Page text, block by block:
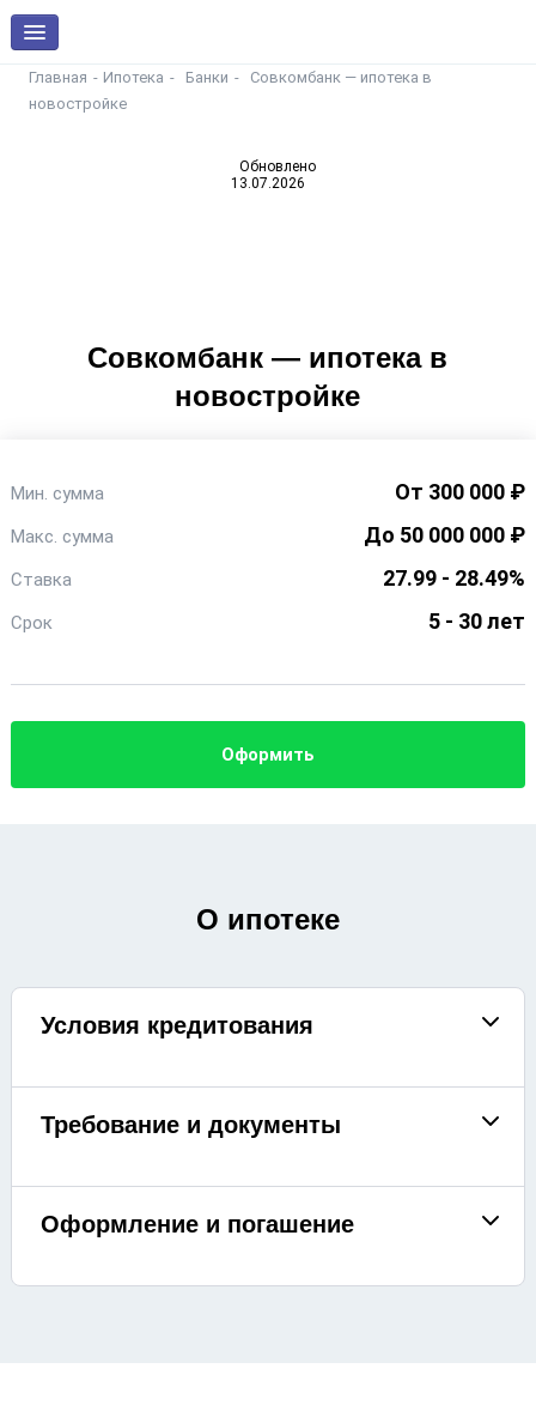
Главная Ипотека Банки
Совкомбанк — ипотека в
новостройке
Совкомбанк — ипотека в
новостройке
Обновлено
13.07.2026
От 300 000 ₽
Мин. сумма
До 50 000 000 ₽
Макс. сумма
27.99 - 28.49%
Ставка
5 - 30 лет
Срок
Оформить
О ипотеке
Условия кредитования
Требование и документы
Оформление и погашение